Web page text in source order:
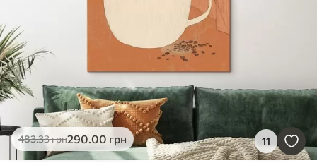
483.33грн290.00 грн 11